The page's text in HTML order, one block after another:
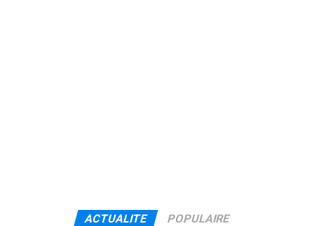
ACTUALITE POPULAIRE